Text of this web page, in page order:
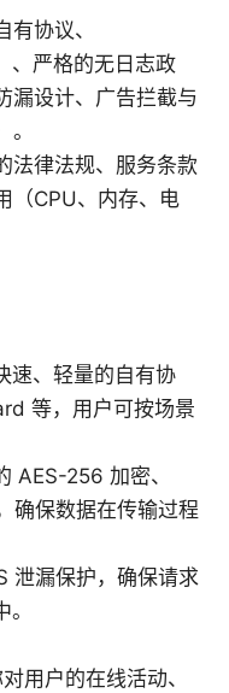
协议、
、严格的无日志政
漏设计、广告拦截与
法律法规、服务条款
（CPU、内存、电
速、轻量的自有协
等，用户可按场景
AES-256 加密、
确保数据在传输过程
泄漏保护，确保请求
用户的在线活动、